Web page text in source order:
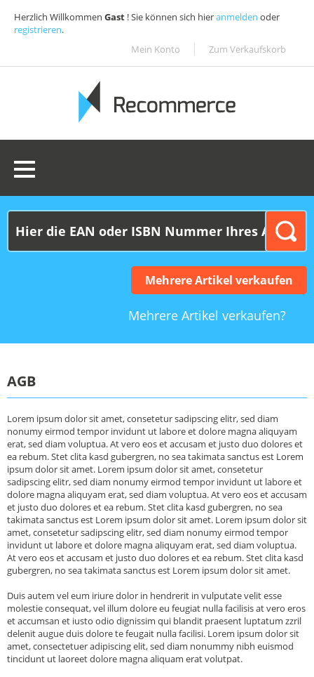
Herzlich Willkommen Gast ! Sie können sich hieranmelden oder
registrieren.
Mein Konto
Zum Verkaufskorb
Mehrere Artikel verkaufen
Mehrere Artikel verkaufen?
AGB
Lorem ipsum dolor sit amet, consetetur sadipscing elitr, sed diam
nonumy eirmod tempor invidunt ut labore et dolore magna aliquyam
erat, sed diam voluptua. At vero eos et accusam et justo duo dolores et
ea rebum. Stet clita kasd gubergren, no sea takimata sanctus est Lorem
ipsum dolor sit amet. Lorem ipsum dolor sit amet, consetetur
sadipscing elitr, sed diam nonumy eirmod tempor invidunt ut labore et
dolore magna aliquyam erat, sed diam voluptua. At vero eos et accusam
et justo duo dolores et ea rebum. Stet clita kasd gubergren, no sea
takimata sanctus est Lorem ipsum dolor sit amet. Lorem ipsum dolor sit
amet, consetetur sadipscing elitr, sed diam nonumy eirmod tempor
invidunt ut labore et dolore magna aliquyam erat, sed diam voluptua.
At vero eos et accusam et justo duo dolores et ea rebum. Stet clita kasd
gubergren, no sea takimata sanctus est Lorem ipsum dolor sit amet.
Duis autem vel eum iriure dolor in hendrerit in vulputate velit esse
molestie consequat, vel illum dolore eu feugiat nulla facilisis at vero eros
et accumsan et iusto odio dignissim qui blandit praesent luptatum zzril
delenit augue duis dolore te feugait nulla facilisi. Lorem ipsum dolor sit
amet, consectetuer adipiscing elit, sed diam nonummy nibh euismod
tincidunt ut laoreet dolore magna aliquam erat volutpat.